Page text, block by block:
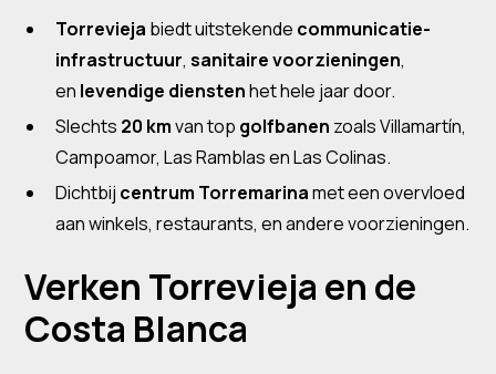
Torrevieja biedt uitstekende communicatie-
infrastructuur,sanitaire voorzieningen,
en levendige dienstenhet hele jaar door.
Slechts 20 kmvan top golfbanen zoals Villamartín,
Campoamor, Las Ramblas en Las Colinas.
Dichtbij centrum Torremarinamet een overvloed
aan winkels, restaurants, en andere voorzieningen.
Verken Torrevieja en de
Costa Blanca